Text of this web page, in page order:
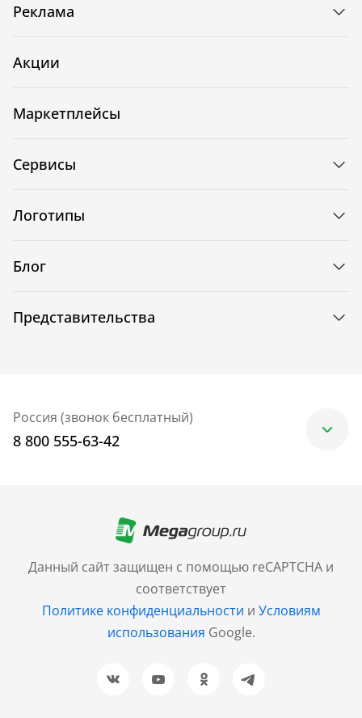
Данный сайт защищен с помощью reCAPTCHA и
соответствует
Политике конфиденциальности и Условиям
использования Google.
Реклама
Акции
Маркетплейсы
Сервисы
Логотипы
Блог
Представительства
Россия (звонок бесплатный)
8 800 555-63-42
+7 (499) 705-30-10
Санкт-Петербург
+7 (812) 600-77-33
Барнаул
+7 (961) 999-93-93
Новосибирск